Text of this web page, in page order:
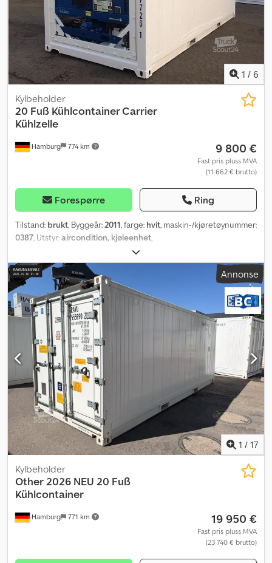
1 / 6
Hamburg 774 km
Kylbeholder
20 Fuß Kühlcontainer Carrier
Kühlzelle
9 800 €
Fast pris pluss MVA
(11 662 € brutto)
Forespørre Ring
Tilstand: brukt, Byggeår: 2011, farge: hvit, maskin-/kjøretøynummer:
0387 , Utstyr:aircondition, kjøleenhet
Annonse
1 / 17
Hamburg 771 km
Kylbeholder
Other2026 NEU 20 Fuß
Kühlcontainer
19 950 €
Fast pris pluss MVA
(23 740 € brutto)